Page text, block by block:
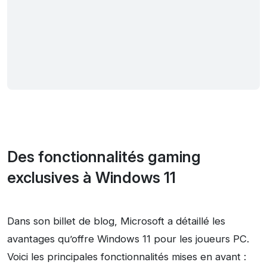
Des fonctionnalités gaming
exclusives à Windows 11
Dans son billet de blog, Microsoft a détaillé les
avantages qu’offre Windows 11 pour les joueurs PC.
Voici les principales fonctionnalités mises en avant :